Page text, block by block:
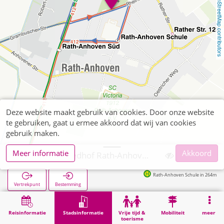
OpenStreetMap contributors
Reisinformatie Stadsinformatie
Vrije tijd &
toerisme
Mobiliteit meer
Vertrekpunt Bestemming
Rath-Anhoven Schule in 264m
Stadsinformatie Begraafplaatsen Wegberg, Friedhof Rath-Anhoven
Deze website maakt gebruik van cookies. Door onze website
te gebruiken, gaat u ermee akkoord dat wij van cookies
gebruik maken.
Meer informatie
Akkoord